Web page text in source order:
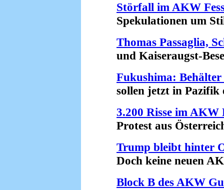
Störfall im AKW
Spekulationen um
Thomas Passaglia,
und Kaiseraugst-
Fukushima:
sollen jetzt in Pazifik
3.200 Risse im AKW
Protest aus
Trump bleibt hinter
Doch keine neuen
Block B des AKW